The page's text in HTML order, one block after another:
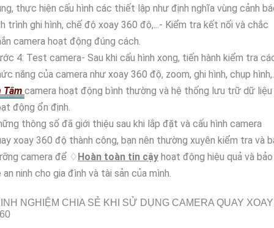
thực hiện cấu hình các thiết lập như định nghĩa vùng cảnh
trình ghi hình, chế độ xoay 360 độ,...- Kiểm tra kết nối và chắc
camera hoạt động đúng cách.
4: Test camera- Sau khi cấu hình xong, tiến hành kiểm tra
năng của camera như xoay 360 độ, zoom, ghi hình, chụp
Tâm camera hoạt động bình thường và hệ thống lưu trữ dữ liệu
động ổn định.
thông số đã giới thiệu sau khi lắp đặt và cấu hình camera
xoay 360 độ thành công, bạn nên thường xuyên kiểm tra và
camera để ♢Hoàn toàn tin cậy hoạt động hiệu quả và bảo
an ninh cho gia đình và tài sản của mình.
NGHIỆM CHIA SẺ KHI SỬ DỤNG CAMERA QUAY XOAY